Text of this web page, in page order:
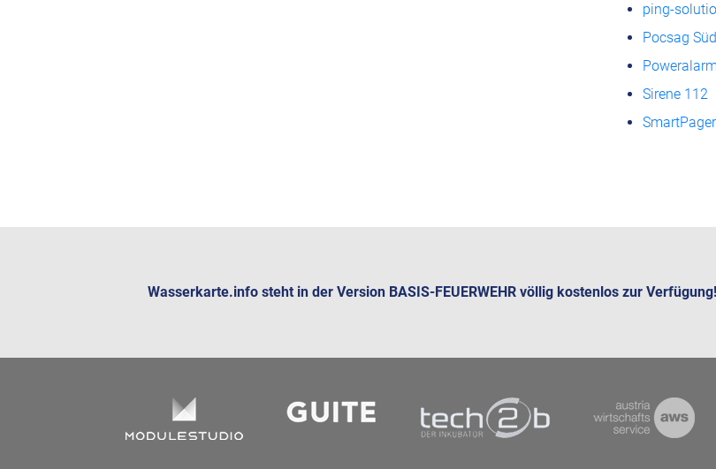
ping-
Pocsag
Poweralarm
Sirene 112
SmartPager
Wasserkarte.info steht in der Version BASIS-FEUERWEHR völlig kostenlos zur Verfügung!